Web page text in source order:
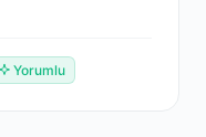
Yorumlu